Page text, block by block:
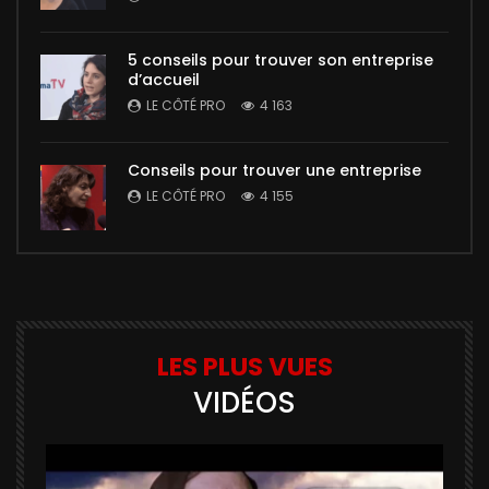
5 conseils pour trouver son entreprise
d’accueil
LE CÔTÉ PRO 4 163
Conseils pour trouver une entreprise
LE CÔTÉ PRO 4 155
LES PLUS VUES
VIDÉOS